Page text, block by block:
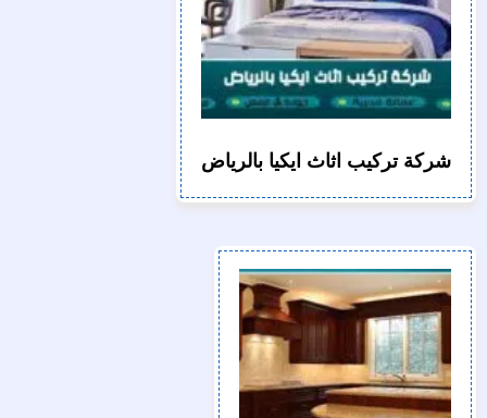
شركة تركيب اثاث ايكيا بالرياض